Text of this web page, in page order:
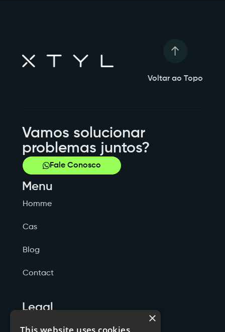
Voltar ao Topo
Vamos solucionar
problemas juntos?
Fale Conosco
Menu
Homme
Cas
Blog
Contact
Legal
Politicas de Privacidade ×